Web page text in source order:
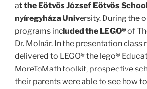
at the Eötvös József Eötvös
nyíregyháza University. During the
programs included the LEGO®of
Dr. Molnár. In the presentation class
delivered to LEGO® the lego®
MoreToMath toolkit, prospective
their parents were able to see how